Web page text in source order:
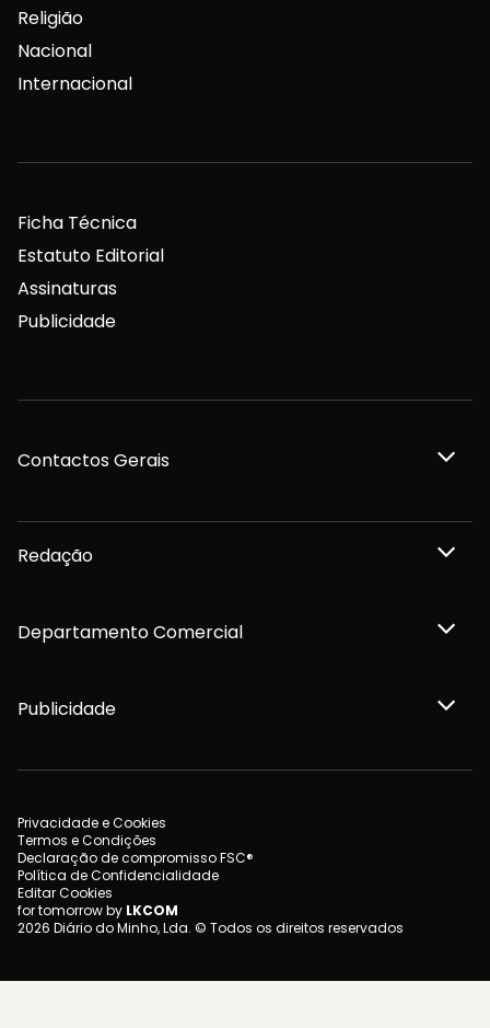
Religião
Nacional
Internacional
Ficha Técnica
Estatuto Editorial
Assinaturas
Publicidade
Contactos Gerais
Redação
Departamento Comercial
Publicidade
Privacidade e Cookies
Termos e Condições
Declaração de compromisso FSC®
Política de Confidencialidade
Editar Cookies
for tomorrow by LKCOM
2026 Diário do Minho, Lda. © Todos os direitos reservados